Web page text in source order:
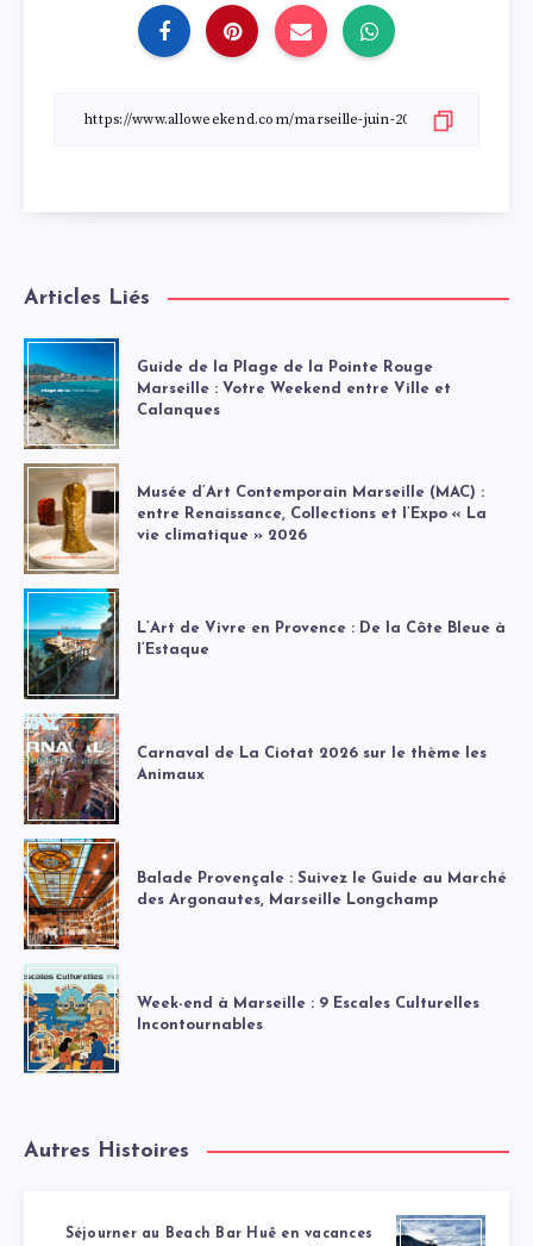
Articles Liés
Guide de la Plage de la Pointe Rouge
Marseille : Votre Weekend entre Ville et
Calanques
Musée d’Art Contemporain Marseille (MAC) :
entre Renaissance, Collections et l’Expo « La
vie climatique » 2026
L’Art de Vivre en Provence : De la Côte Bleue à
l’Estaque
Carnaval de La Ciotat 2026 sur le thème les
Animaux
Balade Provençale : Suivez le Guide au Marché
des Argonautes, Marseille Longchamp
Week-end à Marseille : 9 Escales Culturelles
Incontournables
Autres Histoires
Séjourner au Beach Bar Huê en vacances